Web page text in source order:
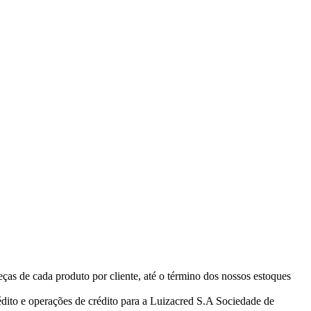
de cada produto por cliente, até o término dos nossos estoques
e operações de crédito para a Luizacred S.A Sociedade de